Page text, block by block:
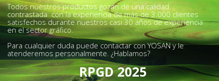
Todos nuestros productos gozan de una calidad
contrastada con la experiencia de más de 3.000 clientes
satisfechos durante nuestros casi 30 años de experiencia
en el sector gráfico.
Para cualquier duda puede contactar con YOSAN y le
atenderemos personalmente. ¿Hablamos?
RPGD 2025